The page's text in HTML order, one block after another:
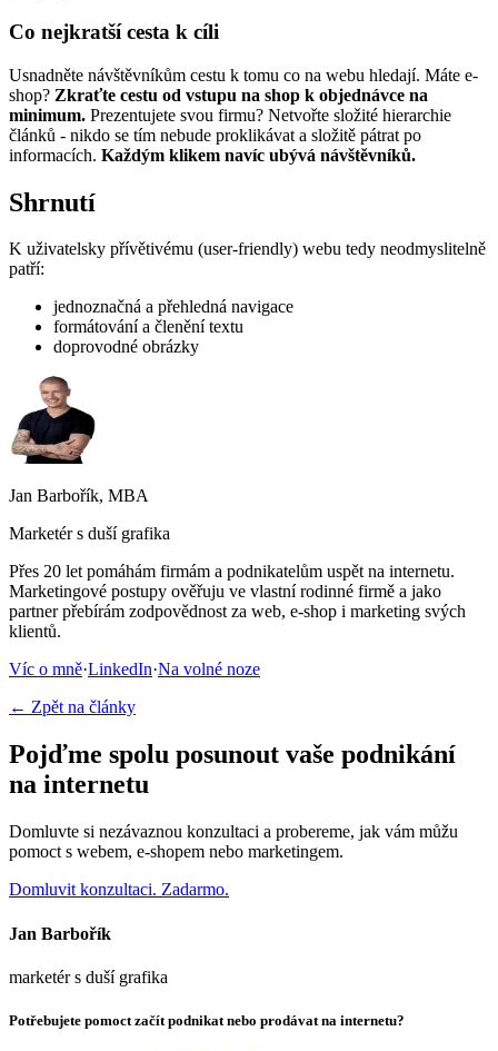
Co nejkratší cesta k cíli
Usnadněte návštěvníkům cestu k tomu co na webu hledají. Máte e-
shop? Zkraťte cestu od vstupu na shop k objednávce na
minimum. Prezentujete svou firmu? Netvořte složité hierarchie
článků - nikdo se tím nebude proklikávat a složitě pátrat po
informacích. Každým klikem navíc ubývá návštěvníků.
Shrnutí
K uživatelsky přívětivému (user-friendly) webu tedy neodmyslitelně
patří:
jednoznačná a přehledná navigace
formátování a členění textu
doprovodné obrázky
Jan Barbořík, MBA
Marketér s duší grafika
Přes 20 let pomáhám firmám a podnikatelům uspět na internetu.
Marketingové postupy ověřuju ve vlastní rodinné firmě a jako
partner přebírám zodpovědnost za web, e-shop i marketing svých
klientů.
Víc o mně·LinkedIn·Na volné noze
← Zpět na články
Pojďme spolu posunout vaše podnikání
na internetu
Domluvte si nezávaznou konzultaci a probereme, jak vám můžu
pomoct s webem, e-shopem nebo marketingem.
Domluvit konzultaci. Zadarmo.
Jan Barbořík
marketér s duší grafika
Potřebujete pomoct začít podnikat nebo prodávat na internetu?